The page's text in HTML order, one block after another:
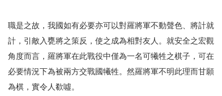
職是之故，我國如有必要亦可以對羅將軍不動聲色、將計就
計，引敵入甕將之策反，使之成為相對友人。就安全之宏觀
角度而言，羅將軍在此戰役中僅為一名可犧牲之棋子，可在
必要情況下為被兩方交戰國犧牲。然羅將軍不明此理而甘願
為棋，實令人欷噓。